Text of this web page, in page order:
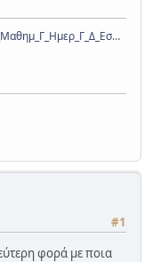
20_για_ΕθνΤυπογρ_signed (1).pdf
#1
φορά με ποια